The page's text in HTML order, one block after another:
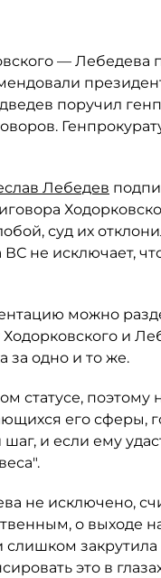
— Лебедева
поручил
Лебедев
суд их
не исключает,
можно
и
за одно и то же.
статусе, поэтому
его сферы,
и если ему
не исключено,
о выходе
закрутила
это в